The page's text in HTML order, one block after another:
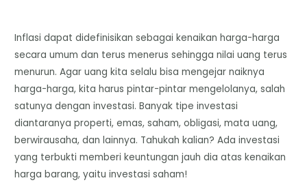
Inflasi dapat didefinisikan sebagai kenaikan harga-harga
secara umum dan terus menerus sehingga nilai uang terus
menurun. Agar uang kita selalu bisa mengejar naiknya
harga-harga, kita harus pintar-pintar mengelolanya, salah
satunya dengan investasi. Banyak tipe investasi
diantaranya properti, emas, saham, obligasi, mata uang,
berwirausaha, dan lainnya. Tahukah kalian? Ada investasi
yang terbukti memberi keuntungan jauh dia atas kenaikan
harga barang, yaitu investasi saham!